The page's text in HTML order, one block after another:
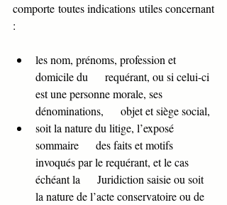
comporte toutes indications utiles concernant
:
les nom, prénoms, profession et
domicile du      requérant, ou si celui-ci
est une personne morale, ses
dénominations,      objet et siège social,
soit la nature du litige, l’exposé
sommaire      des faits et motifs
invoqués par le requérant, et le cas
échéant la      Juridiction saisie ou soit
la nature de l’acte conservatoire ou de